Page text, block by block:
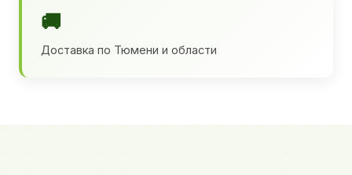
🚚
Доставка по Тюмени и области